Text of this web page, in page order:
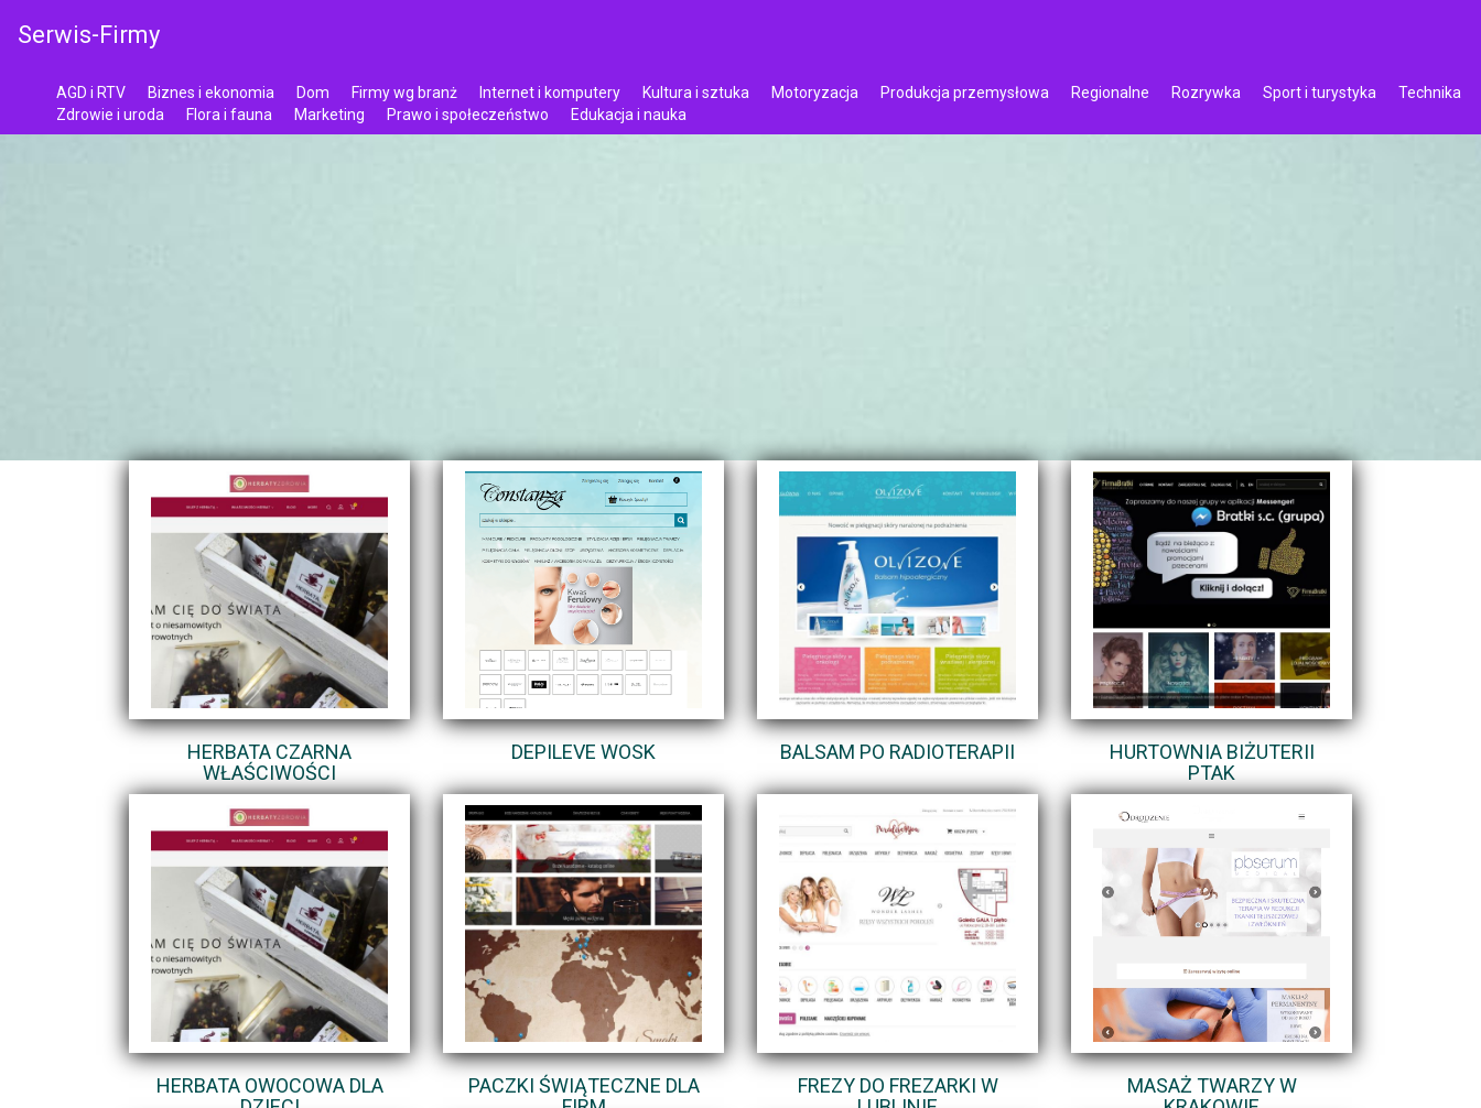
Serwis-Firmy
AGD i RTV Biznes i ekonomia Dom Firmy wg branż Internet i komputery Kultura i sztuka Motoryzacja Produkcja przemysłowa Regionalne Rozrywka Sport i turystyka
Technika
Zdrowie i uroda
Flora i fauna Marketing Prawo i społeczeństwo Edukacja i nauka
HERBATA CZARNA
WŁAŚCIWOŚCI
DEPILEVE WOSK BALSAM PO RADIOTERAPII
HURTOWNIA BIŻUTERII
PTAK
HERBATA OWOCOWA DLA
PACZKI ŚWIĄTECZNE DLA
FREZY DO FREZARKI W
MASAŻ TWARZY W